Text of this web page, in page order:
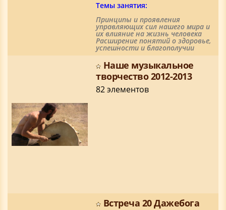
Темы занятия:
Принципы и проявления
управляющих сил нашего мира и
их влияние на жизнь человека
Расширение понятий о здоровье,
успешности и благополучии
Наше музыкальное
творчество 2012-2013
82 элементов
Встреча 20 Дажебога